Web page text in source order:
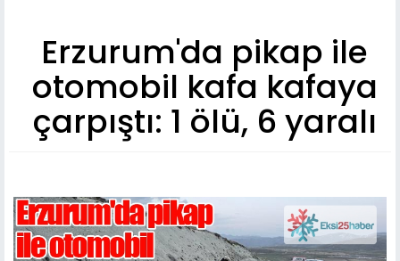
Erzurum'da pikap ile
otomobil kafa kafaya
çarpıştı: 1 ölü, 6 yaralı